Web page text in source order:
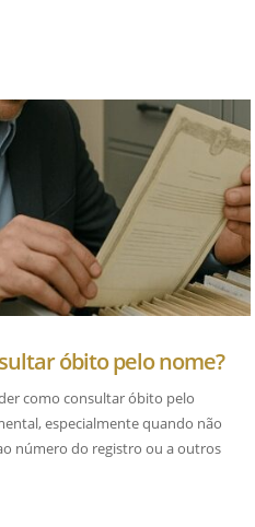
óbito pelo nome?
como consultar óbito pelo
especialmente quando não
número do registro ou a outros